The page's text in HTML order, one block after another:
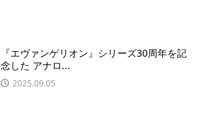
『エヴァンゲリオン』シリーズ30周年を記
念した アナロ...
2025.09.05